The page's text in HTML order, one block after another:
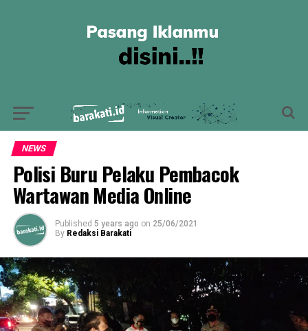
NEWS
Polisi Buru Pelaku Pembacok
Wartawan Media Online
Published 5 years ago on 25/06/2021
By Redaksi Barakati